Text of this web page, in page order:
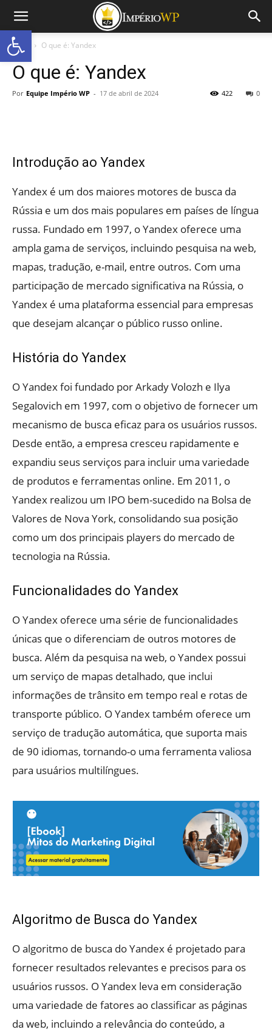
Início O que é: Yandex
O que é: Yandex
Por Equipe Império WP - 17 de abril de 2024 0
422
Introdução ao Yandex
Yandex é um dos maiores motores de busca da
Rússia e um dos mais populares em países de língua
russa. Fundado em 1997, o Yandex oferece uma
ampla gama de serviços, incluindo pesquisa na web,
mapas, tradução, e-mail, entre outros. Com uma
participação de mercado significativa na Rússia, o
Yandex é uma plataforma essencial para empresas
que desejam alcançar o público russo online.
História do Yandex
O Yandex foi fundado por Arkady Volozh e Ilya
Segalovich em 1997, com o objetivo de fornecer um
mecanismo de busca eficaz para os usuários russos.
Desde então, a empresa cresceu rapidamente e
expandiu seus serviços para incluir uma variedade
de produtos e ferramentas online. Em 2011, o
Yandex realizou um IPO bem-sucedido na Bolsa de
Valores de Nova York, consolidando sua posição
como um dos principais players do mercado de
tecnologia na Rússia.
Funcionalidades do Yandex
O Yandex oferece uma série de funcionalidades
únicas que o diferenciam de outros motores de
busca. Além da pesquisa na web, o Yandex possui
um serviço de mapas detalhado, que inclui
informações de trânsito em tempo real e rotas de
transporte público. O Yandex também oferece um
serviço de tradução automática, que suporta mais
de 90 idiomas, tornando-o uma ferramenta valiosa
para usuários multilíngues.
Algoritmo de Busca do Yandex
O algoritmo de busca do Yandex é projetado para
fornecer resultados relevantes e precisos para os
usuários russos. O Yandex leva em consideração
uma variedade de fatores ao classificar as páginas
da web, incluindo a relevância do conteúdo, a
Abrir a barra de ferramentas